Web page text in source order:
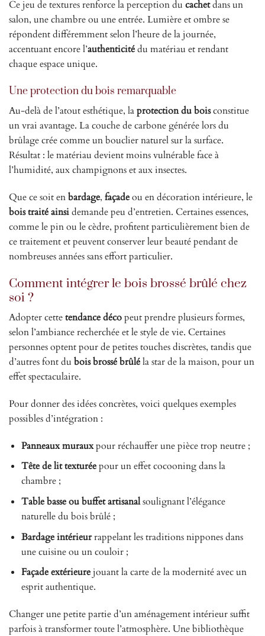
Ce jeu de textures renforce la perception du cachetdans un
salon, une chambre ou une entrée. Lumière et ombre se
répondent différemment selon l’heure de la journée,
accentuant encore l’authenticitédu matériau et rendant
chaque espace unique.
Une protection du bois remarquable
Au-delà de l’atout esthétique, laprotection du boisconstitue
un vrai avantage. La couche de carbone générée lors du
brûlage crée comme un bouclier naturel sur la surface.
Résultat : le matériau devient moins vulnérable face à
l’humidité, aux champignons et aux insectes.
Que ce soit enbardage, façadeou en décoration intérieure, le
bois traité ainsidemande peu d’entretien. Certaines essences,
comme le pin ou le cèdre, profitent particulièrement bien de
ce traitement et peuvent conserver leur beauté pendant de
nombreuses années sans effort particulier.
Comment intégrer le bois brossé brûlé chez
soi ?
Adopter cettetendance décopeut prendre plusieurs formes,
selon l’ambiance recherchée et le style de vie. Certaines
personnes optent pour de petites touches discrètes, tandis que
d’autres font du bois brossé brûléla star de la maison, pour un
effet spectaculaire.
Pour donner des idées concrètes, voici quelques exemples
possibles d’intégration :
Panneaux murauxpour réchauffer une pièce trop neutre ;
Tête de lit texturéepour un effet cocooning dans la
chambre ;
Table basse ou buffet artisanalsoulignant l’élégance
naturelle du bois brûlé ;
Bardage intérieurrappelant les traditions nippones dans
une cuisine ou un couloir ;
Façade extérieurejouant la carte de la modernité avec un
esprit authentique.
Changer une petite partie d’un aménagement intérieur suffit
parfois à transformer toute l’atmosphère. Une bibliothèque